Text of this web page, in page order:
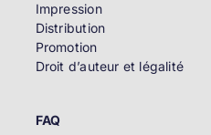
Impression
Distribution
Promotion
Droit d’auteur et légalité
FAQ